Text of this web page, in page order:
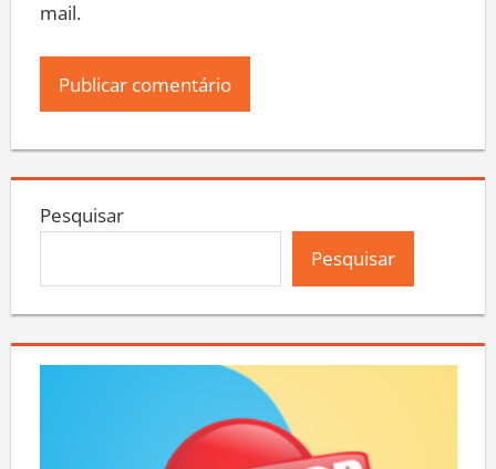
mail.
Pesquisar
Pesquisar